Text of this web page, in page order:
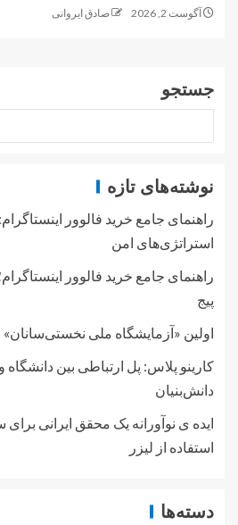
آگوست 2, 2026 صادق ایروانی
جستجو
نوشته‌های تازه
راهنمای جامع خرید فالوور
استراتژی‌های امن
راهنمای جامع خرید فالوور
پیج
اولین «آزمایشگاه ملی
کارینو پلاس: پل ارتباطی بین
دانش‌بنیان
ایده ی نوآورانه یک محقق ایرانی
استفاده از لیزر
دسته‌ها